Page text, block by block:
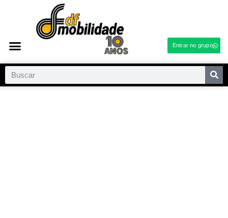
Entrar no grupo